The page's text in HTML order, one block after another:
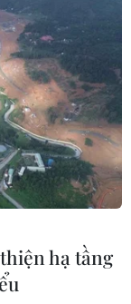
quà ngư
đại diện cộng
tặng quà
Bình Sơn,
hạ tầng